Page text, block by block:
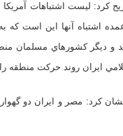
ليست اشتباهات آمريكا
اشتباه آنها اين است كه
و ديگر كشورهاي مسلمان
ايران روند حركت منطقه
كرد: مصر و ايران دو